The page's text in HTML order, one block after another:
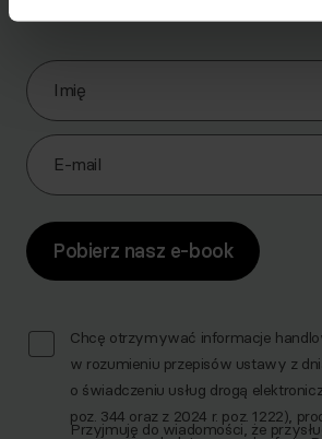
Zapisz się do Newslettera
Imię
E-mail
Pobierz nasz e-book
Chcę otrzymywać informacje
w rozumieniu przepisów ustawy z
o świadczeniu usług drogą
poz. 344 oraz z 2024 r. poz. 1222),
Przyjmuję do wiadomości, że